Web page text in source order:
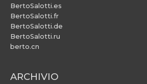
BertoSalotti.es
BertoSalotti.fr
BertoSalotti.de
BertoSalotti.ru
berto.cn
ARCHIVIO
ARCHIVIO